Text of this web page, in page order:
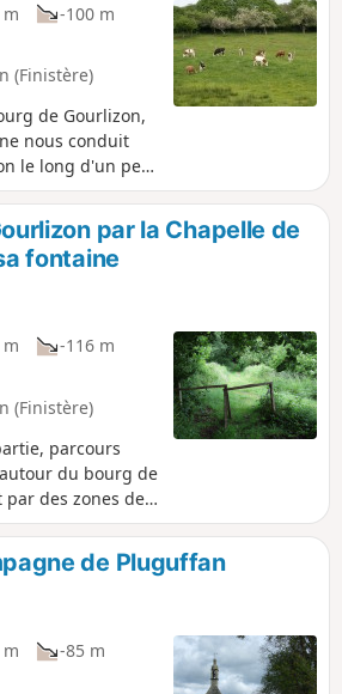
m
-100 m
(Finistère)
de Gourlizon,
nous conduit
le long d'un petit
un bois. La
des petites
fermes isolées
reposant.
de Douarnenez.
par la Chapelle de
fontaine
m
-116 m
(Finistère)
parcours
du bourg de
par des zones de
Saint-
descente
donnant
Goyen pour
fontaine de
sa chapelle.
haie bocagère.
de Pluguffan
m
-85 m